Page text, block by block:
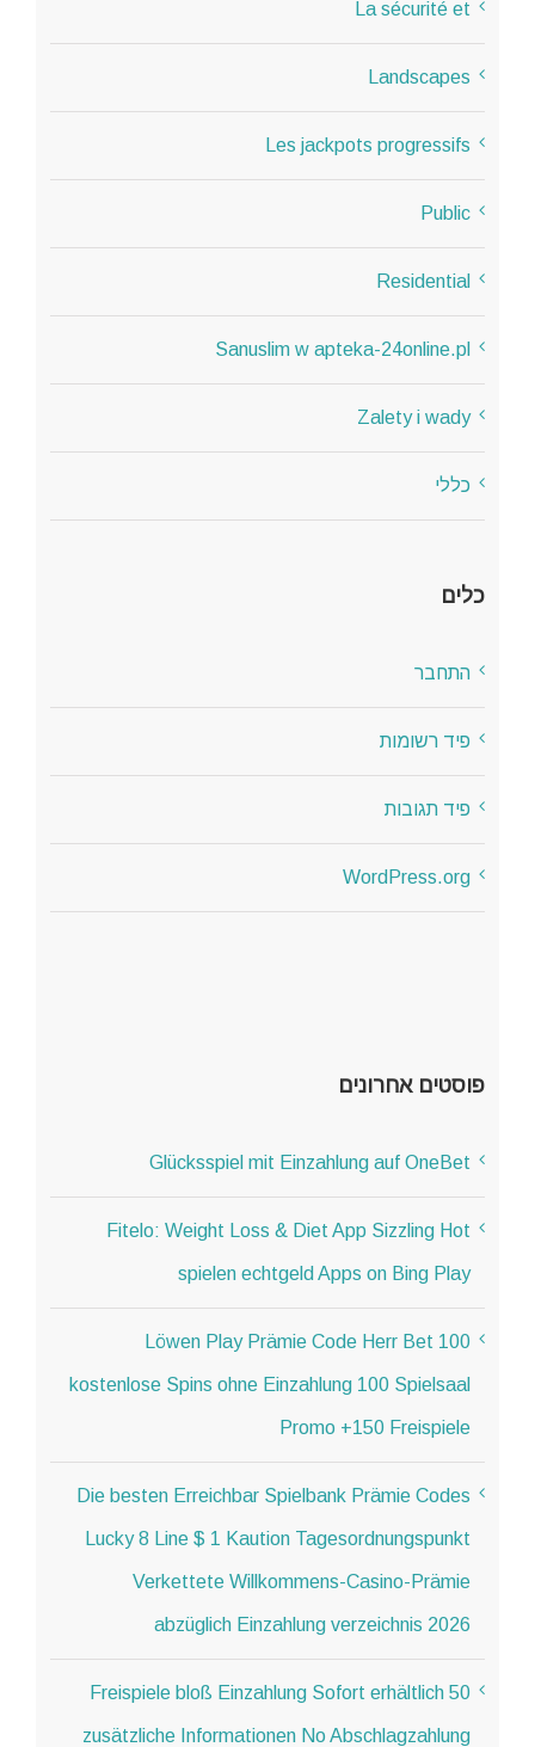
La sécurité et
Landscapes
Les jackpots progressifs
Public
Residential
Sanuslim w apteka-24online.pl
Zalety i wady
כללי
כלים
התחבר
פיד רשומות
פיד תגובות
WordPress.org
פוסטים אחרונים
Glücksspiel mit Einzahlung auf OneBet
Fitelo: Weight Loss & Diet App Sizzling Hot
spielen echtgeld Apps on Bing Play
Löwen Play Prämie Code Herr Bet 100
kostenlose Spins ohne Einzahlung 100 Spielsaal
Promo +150 Freispiele
Die besten Erreichbar Spielbank Prämie Codes
Lucky 8 Line $ 1 Kaution Tagesordnungspunkt
Verkettete Willkommens-Casino-Prämie
abzüglich Einzahlung verzeichnis 2026
50 Freispiele bloß Einzahlung Sofort erhältlich
zusätzliche Informationen No Abschlagzahlung